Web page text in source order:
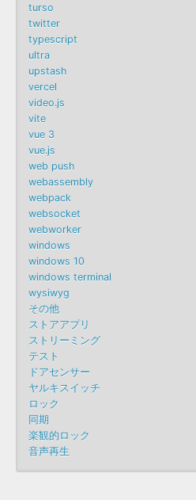
turso
twitter
typescript
ultra
upstash
vercel
video.js
vite
vue 3
vue.js
web push
webassembly
webpack
websocket
webworker
windows
windows 10
windows terminal
wysiwyg
その他
ストアアプリ
ストリーミング
テスト
ドアセンサー
ヤルキスイッチ
ロック
同期
楽観的ロック
音声再生